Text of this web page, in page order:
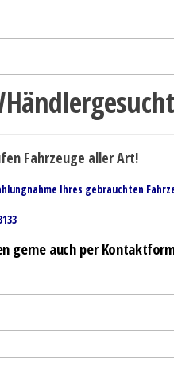
Fahrzeuge aller Art!
Ihres gebrauchten
gerne auch per